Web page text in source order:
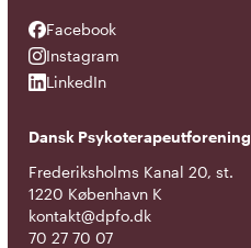
Facebook
Facebook
Instagram
Instagram
LinkedIn
LinkedIn
Dansk Psykoterapeutforening
Frederiksholms Kanal 20, st.
1220 København K
kontakt@dpfo.dk
70 27 70 07